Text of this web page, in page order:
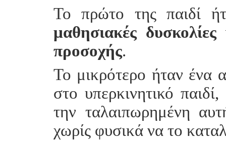
Το πρώτο της παιδί
μαθησιακές δυσκολίες
προσοχής.
Το μικρότερο ήταν ένα
στο υπερκινητικό
την ταλαιπωρημένη
χωρίς φυσικά να το